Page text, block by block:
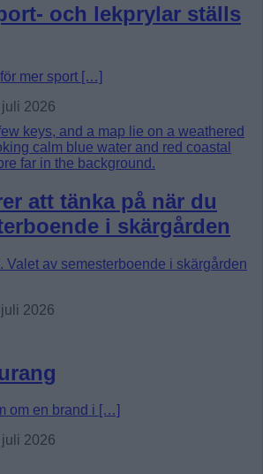
och lekprylar ställs
mer sport […]
2026
att tänka på när du
i skärgården
Valet av semesterboende i skärgården
2026
om en brand i […]
2026